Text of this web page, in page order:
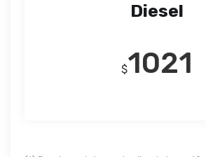
Diesel
$1021